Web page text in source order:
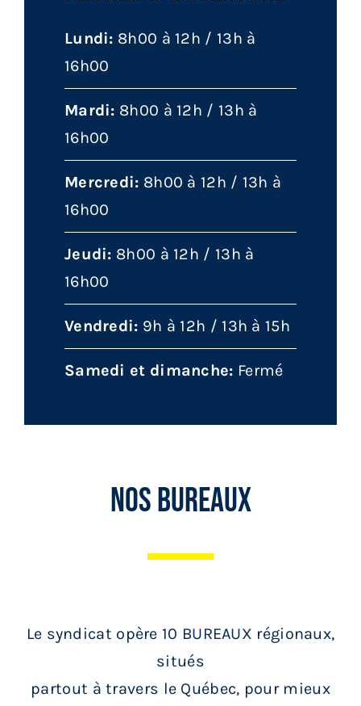
Lundi: 8h00 à 12h / 13h à
16h00
Mardi: 8h00 à 12h / 13h à
16h00
Mercredi: 8h00 à 12h / 13h à
16h00
Jeudi: 8h00 à 12h / 13h à
16h00
Vendredi: 9h à 12h / 13h à 15h
Samedi et dimanche: Fermé
Nos Bureaux
Le syndicat opère 10 BUREAUX régionaux,
situés
partout à travers le Québec, pour mieux